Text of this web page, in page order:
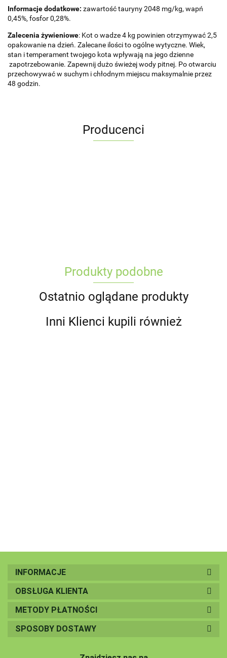
Informacje dodatkowe: zawartość tauryny 2048 mg/kg, wapń
0,45%, fosfor 0,28%.
Zalecenia żywieniowe: Kot o wadze 4 kg powinien otrzymywać 2,5
opakowanie na dzień. Zalecane ilości to ogólne wytyczne. Wiek,
stan i temperament twojego kota wpływają na jego dzienne
zapotrzebowanie. Zapewnij dużo świeżej wody pitnej. Po otwarciu
przechowywać w suchym i chłodnym miejscu maksymalnie przez
48 godzin.
Producenci
Produkty podobne
Ostatnio oglądane produkty
Inni Klienci kupili również
INFORMACJE
OBSŁUGA KLIENTA
METODY PŁATNOŚCI
SPOSOBY DOSTAWY